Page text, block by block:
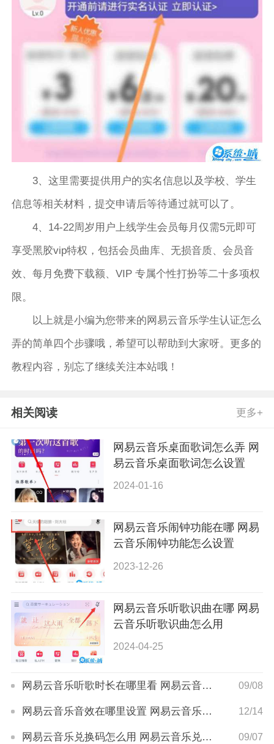
3、这里需要提供用户的实名信息以及学校、学生
信息等相关材料，提交申请后等待通过就可以了。
4、14-22周岁用户上线学生会员每月仅需5元即可
享受黑胶vip特权，包括会员曲库、无损音质、会员音
效、每月免费下载额、VIP 专属个性打扮等二十多项权
限。
以上就是小编为您带来的网易云音乐学生认证怎么
弄的简单四个步骤哦，希望可以帮助到大家呀。更多的
教程内容，别忘了继续关注本站哦！
相关阅读 更多+
网易云音乐桌面歌词怎么弄 网
易云音乐桌面歌词怎么设置
2024-01-16
网易云音乐闹钟功能在哪 网易
云音乐闹钟功能怎么设置
2023-12-26
网易云音乐听歌识曲在哪 网易
云音乐听歌识曲怎么用
2024-04-25
网易云音乐听歌时长在哪里看 网易云音乐听歌时长怎么查 09/08
网易云音乐音效在哪里设置 网易云音乐音效设置方法 12/14
网易云音乐兑换码怎么用 网易云音乐兑换码在哪里输入 09/07